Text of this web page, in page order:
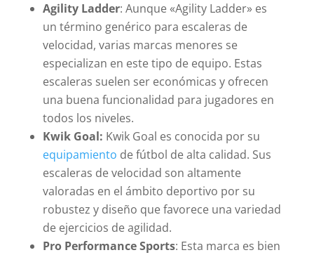
Agility Ladder: Aunque «Agility Ladder» es
un término genérico para escaleras de
velocidad, varias marcas menores se
especializan en este tipo de equipo. Estas
escaleras suelen ser económicas y ofrecen
una buena funcionalidad para jugadores en
todos los niveles.
Kwik Goal: Kwik Goal es conocida por su
equipamiento de fútbol de alta calidad. Sus
escaleras de velocidad son altamente
valoradas en el ámbito deportivo por su
robustez y diseño que favorece una variedad
de ejercicios de agilidad.
Pro Performance Sports: Esta marca es bien